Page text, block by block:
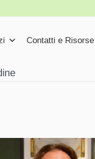
Contatti e Risorse